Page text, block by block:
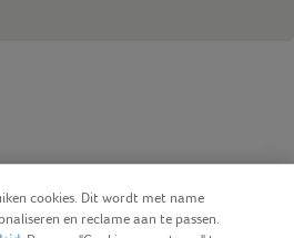
cookies. Dit wordt met name
en reclame aan te passen.